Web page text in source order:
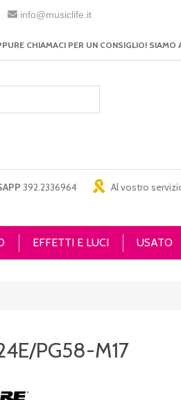
info@musiclife.it
CHIAMACI PER UN CONSIGLIO!
392.2336964 Al vostro
EFFETTI E LUCI USATO
PG58-M17